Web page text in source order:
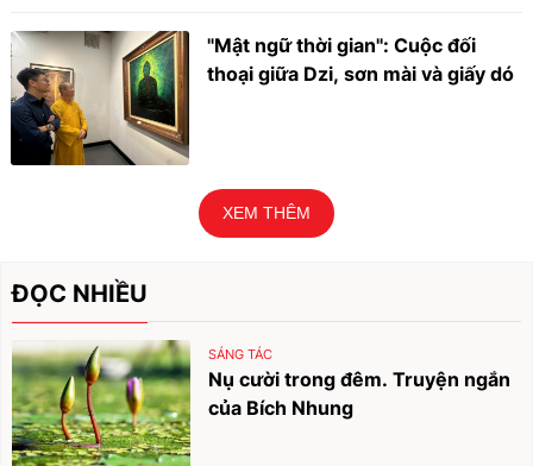
"Mật ngữ thời gian": Cuộc đối
thoại giữa Dzi, sơn mài và giấy dó
XEM THÊM
ĐỌC NHIỀU
SÁNG TÁC
Nụ cười trong đêm. Truyện ngắn
của Bích Nhung